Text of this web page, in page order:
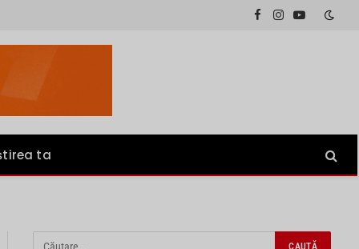
Facebook
InstagramYouTube
ta